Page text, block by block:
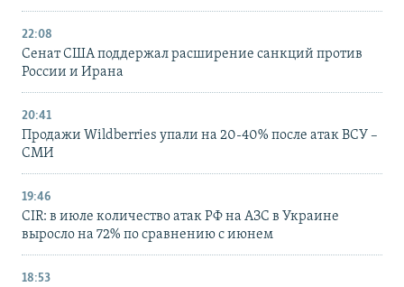
22:08
Сенат США поддержал расширение санкций против
России и Ирана
20:41
Продажи Wildberries упали на 20-40% после атак ВСУ –
СМИ
19:46
CIR: в июле количество атак РФ на АЗС в Украине
выросло на 72% по сравнению с июнем
18:53